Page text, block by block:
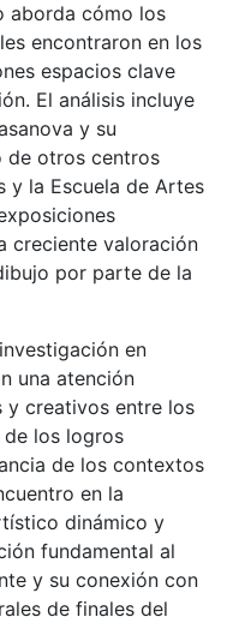
aborda cómo los
encontraron en los
espacios clave
El análisis incluye
y su
de otros centros
y la Escuela de Artes
creciente valoración
por parte de la
en
una atención
y creativos entre los
los logros
de los contextos
en la
dinámico y
fundamental al
y su conexión con
de finales del